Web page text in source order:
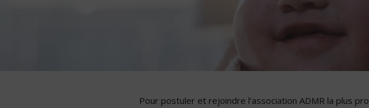
Pour postuler et rejoindre l'association ADMR la plus